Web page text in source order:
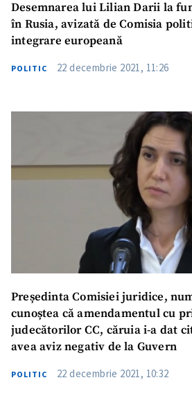
Desemnarea lui Lilian Darii la
în Rusia, avizată de Comisia
integrare europeană
POLITIC 22 decembrie 2021, 11:26
Președinta Comisiei juridice,
cunoștea că amendamentul cu
judecătorilor CC, căruia i-a dat
avea aviz negativ de la Guvern
POLITIC 22 decembrie 2021, 10:32